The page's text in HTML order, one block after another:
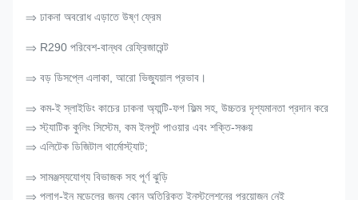
⇒ ঢাকনা অবরোধ এড়াতে উষ্ণ ফ্রেম
⇒ R290 পরিবেশ-বান্ধব রেফ্রিজারেন্ট
⇒ বড় ডিসপ্লে এলাকা, আরো ভিজ্যুয়াল প্রভাব।
⇒ কম-ই স্লাইডিং কাচের ঢাকনা অ্যান্টি-ফগ ফিল্ম সহ, উচ্চতর দৃশ্যমানতা প্রদান করে
⇒ স্ট্যাটিক কুলিং সিস্টেম, কম ইনপুট পাওয়ার এবং শক্তি-সঞ্চয়
⇒ এলিটেক ডিজিটাল থার্মোস্ট্যাট;
⇒ সামঞ্জস্যযোগ্য বিভাজক সহ পূর্ণ ঝুড়ি
⇒ প্লাগ-ইন মডেলের জন্য কোন অতিরিক্ত ইনস্টলেশনের প্রয়োজন নেই